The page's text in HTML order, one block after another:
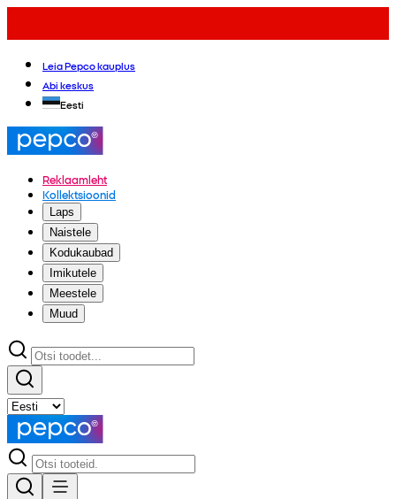
Leia Pepco kauplus
Abi keskus
Eesti
Reklaamleht
Kollektsioonid
Laps
Naistele
Kodukaubad
Imikutele
Meestele
Muud